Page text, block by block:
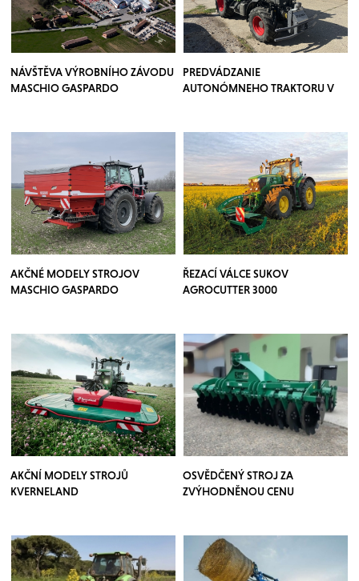
NÁVŠTĚVA VÝROBNÍHO ZÁVODU
MASCHIO GASPARDO
PREDVÁDZANIE
AUTONÓMNEHO TRAKTORU V
AKČNÉ MODELY STROJOV
MASCHIO GASPARDO
ŘEZACÍ VÁLCE SUKOV
AGROCUTTER 3000
AKČNÍ MODELY STROJŮ
KVERNELAND
OSVĚDČENÝ STROJ ZA
ZVÝHODNĚNOU CENU